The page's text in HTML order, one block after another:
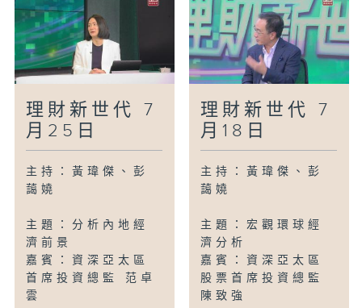
理財新世代 7
月25日
主持：黃瑋傑、彭
藹嬈
主題：分析內地經
濟前景
嘉賓：資深亞太區
首席投資總監 范卓
雲
理財新世代 7
月18日
主持：黃瑋傑、彭
藹嬈
主題：宏觀環球經
濟分析
嘉賓：資深亞太區
股票首席投資總監
陳致強